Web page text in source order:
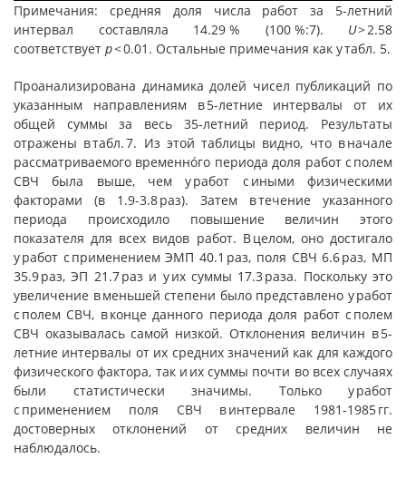
Примечания: средняя доля числа работ за 5-летний
интервал составляла 14.29 % (100 %:7). U> 2.58
соответствует p< 0.01. Остальные примечания как у табл. 5.
Проанализирована динамика долей чисел публикаций по
указанным направлениям в 5-летние интервалы от их
общей суммы за весь 35-летний период. Результаты
отражены в табл. 7. Из этой таблицы видно, что в начале
рассматриваемого временнóго периода доля работ с полем
СВЧ была выше, чем у работ с иными физическими
факторами (в 1.9-3.8 раз). Затем в течение указанного
периода происходило повышение величин этого
показателя для всех видов работ. В целом, оно достигало
у работ с применением ЭМП 40.1 раз, поля СВЧ 6.6 раз, МП
35.9 раз, ЭП 21.7 раз и у их суммы 17.3 раза. Поскольку это
увеличение в меньшей степени было представлено у работ
с полем СВЧ, в конце данного периода доля работ с полем
СВЧ оказывалась самой низкой. Отклонения величин в 5-
летние интервалы от их средних значений как для каждого
физического фактора, так и их суммы почти во всех случаях
были статистически значимы. Только у работ
с применением поля СВЧ в интервале 1981-1985 гг.
достоверных отклонений от средних величин не
наблюдалось.